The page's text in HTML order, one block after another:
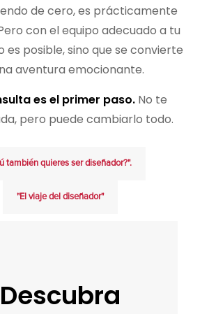
de cero, es prácticamente
con el equipo adecuado a tu
es posible, sino que se convierte
aventura emocionante.
es el primer paso.No te
pero puede cambiarlo todo.
también quieres ser diseñador?".
"El viaje del diseñador"
Descubra